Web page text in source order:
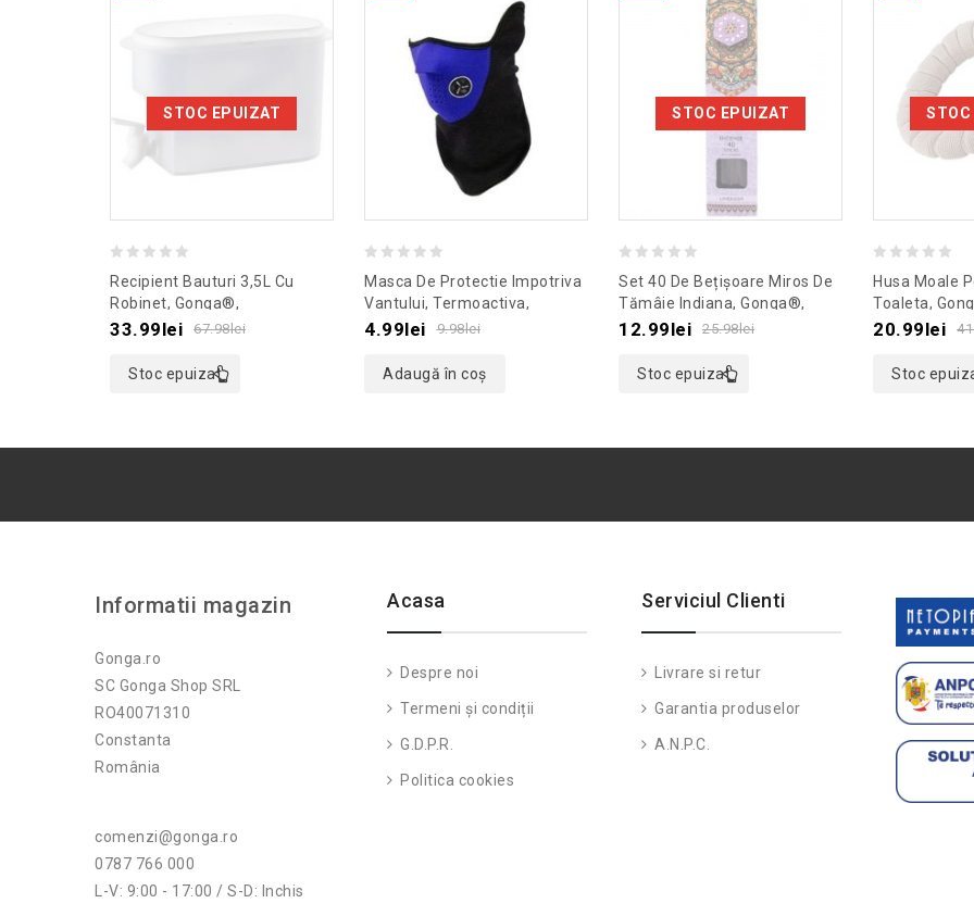
STOC EPUIZAT
out
of
Recipient Bauturi 3,5L Cu
Robinet, Gonga®,
Culoaremodel Transparent
67.98lei
33.99lei
Stoc epuizat
out
of
Masca De Protectie Impotriva
Vantului, Termoactiva,
Gonga®, Culoaremodel
9.98lei
4.99lei
Adaugă în coș
STOC EPUIZAT
out
of
Set 40 De Bețișoare Miros De
Tămâie Indiana, Gonga®,
Culoaremodel Mov
25.98lei
12.99lei
Stoc epuizat
out
of
Husa Moale
Toaleta,
20.99lei
Stoc
Informatii magazin
Gonga.ro
SC Gonga Shop SRL
RO40071310
Constanta
România
comenzi@gonga.ro
0787 766 000
L-V: 9:00 - 17:00 / S-D: Inchis
Acasa
Despre noi
Termeni și condiții
G.D.P.R.
Politica cookies
Serviciul Clienti
Livrare si retur
Garantia produselor
A.N.P.C.